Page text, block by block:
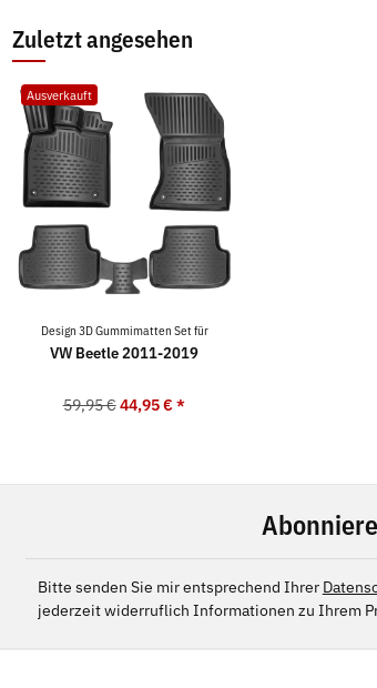
Zuletzt angesehen
Ausverkauft
Design 3D Gummimatten Set für
VW Beetle 2011-2019
59,95 € 44,95 €*
Bitte senden Sie mir entsprechend Ihrer
jederzeit widerruflich Informationen zu Ihrem